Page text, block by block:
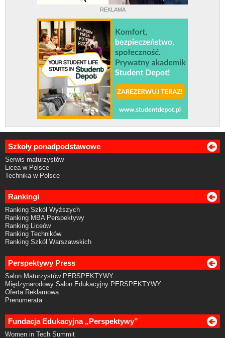
REKLAMA
Szkoły ponadpodstawowe
Serwis maturzystów
Licea w Polsce
Technika w Polsce
Rankingi
Ranking Szkół Wyższych
Ranking MBA Perspektywy
Ranking Liceów
Ranking Techników
Ranking Szkół Warszawskich
Perspektywy Press
Salon Maturzystów PERSPEKTYWY
Międzynarodowy Salon Edukacyjny PERSPEKTYWY
Oferta Reklamowa
Prenumerata
Fundacja Edukacyjna „Perspektywy”
Women in Tech Summit